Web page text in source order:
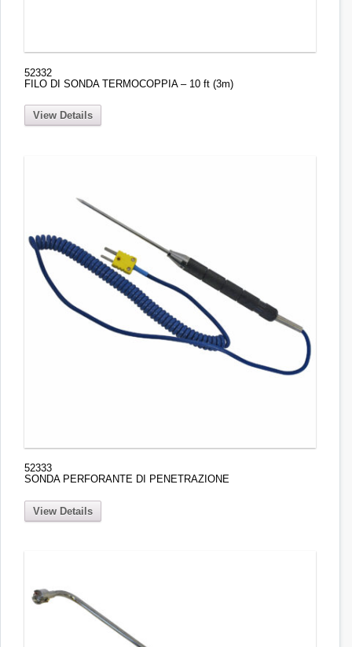
52332
FILO DI SONDA TERMOCOPPIA – 10 ft (3m)
View Details
52333
SONDA PERFORANTE DI PENETRAZIONE
View Details